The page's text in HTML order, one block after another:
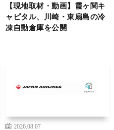
【現地取材・動画】霞ヶ関キ
ャピタル、川崎・東扇島の冷
凍自動倉庫を公開
2026.08.07